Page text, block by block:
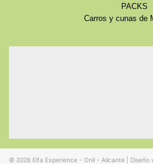
PACKS
Carros y cunas de
© 2026 Elfa Experience - Onil - Alicante Diseño